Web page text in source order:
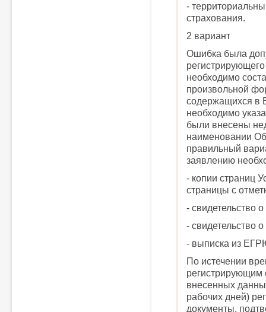
-
страхования.
2 вариант
Ошибка была
необходимо
произвольной
содержащихся в
необходимо
были внесены
наименовании
правильный
заявлению
- копии страниц
страницы с
- свидетельство
- свидетельство
- выписка из
По истечении
внесенных
рабочих дней)
документы,